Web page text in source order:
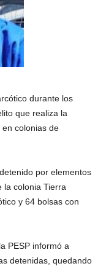
durante los
que realiza la
en colonias de
por elementos
la colonia Tierra
y 64 bolsas con
PESP informó a
detenidas, quedando